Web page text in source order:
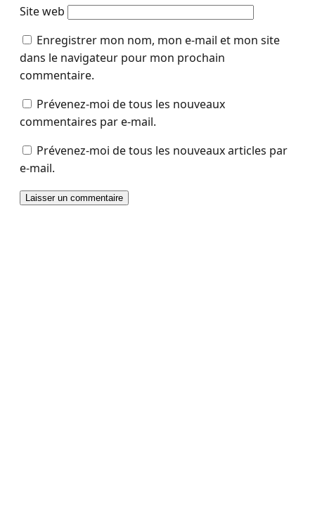
Site web
Enregistrer mon nom, mon e-mail et mon site
dans le navigateur pour mon prochain
commentaire.
Prévenez-moi de tous les nouveaux
commentaires par e-mail.
Prévenez-moi de tous les nouveaux articles par
e-mail.